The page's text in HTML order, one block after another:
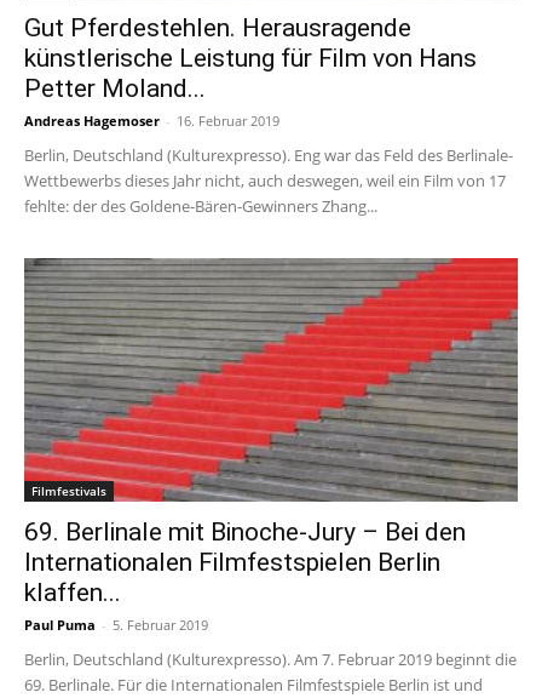
Gut Pferdestehlen. Herausragende
künstlerische Leistung für Film von Hans
Petter Moland...
Andreas Hagemoser - 16. Februar 2019
Berlin, Deutschland (Kulturexpresso). Eng war das Feld des Berlinale-
Wettbewerbs dieses Jahr nicht, auch deswegen, weil ein Film von 17
fehlte: der des Goldene-Bären-Gewinners Zhang...
Filmfestivals
69. Berlinale mit Binoche-Jury – Bei den
Internationalen Filmfestspielen Berlin
klaffen...
Paul Puma - 5. Februar 2019
Berlin, Deutschland (Kulturexpresso). Am 7. Februar 2019 beginnt die
69. Berlinale. Für die Internationalen Filmfestspiele Berlin ist und